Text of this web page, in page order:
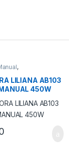
,
LILIANA AB103
450W